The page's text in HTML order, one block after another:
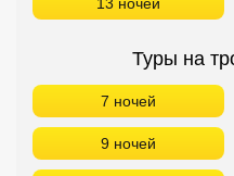
Туры на
7 ночей
9 ночей